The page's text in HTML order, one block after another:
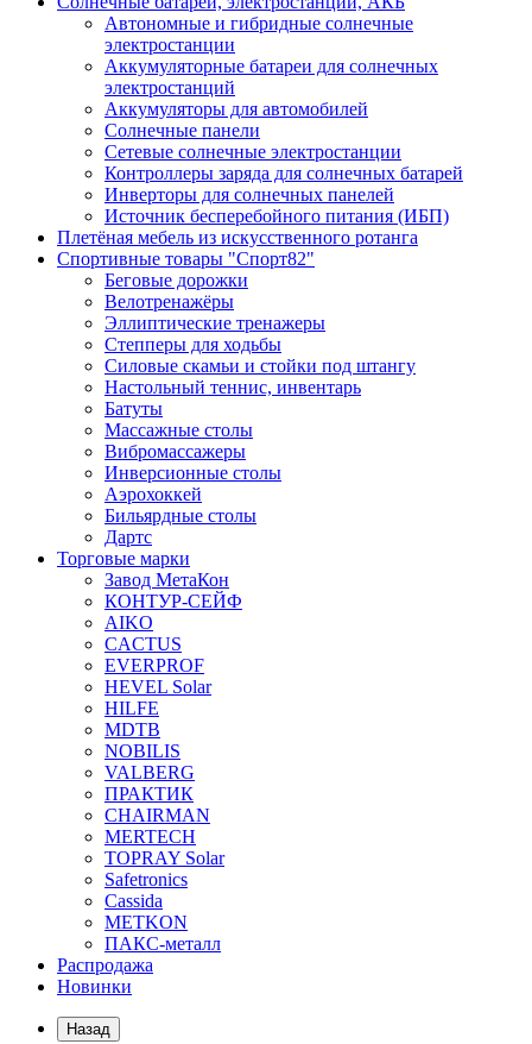
Автономные и гибридные солнечные
электростанции
Аккумуляторные батареи для солнечных
электростанций
Аккумуляторы для автомобилей
Солнечные панели
Сетевые солнечные электростанции
Контроллеры заряда для солнечных батарей
Инверторы для солнечных панелей
Источник бесперебойного питания (ИБП)
Плетёная мебель из искусственного ротанга
Спортивные товары "Спорт82"
Беговые дорожки
Велотренажёры
Эллиптические тренажеры
Степперы для ходьбы
Силовые скамьи и стойки под штангу
Настольный теннис, инвентарь
Батуты
Массажные столы
Вибромассажеры
Инверсионные столы
Аэрохоккей
Бильярдные столы
Дартс
Торговые марки
Завод МетаКон
КОНТУР-СЕЙФ
AIKO
CACTUS
EVERPROF
HEVEL Solar
HILFE
MDTB
NOBILIS
VALBERG
ПРАКТИК
CHAIRMAN
MERTECH
TOPRAY Solar
Safetronics
Cassida
METKON
ПАКС-металл
Распродажа
Новинки
Назад